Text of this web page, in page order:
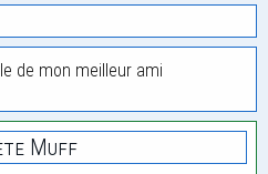
de mon meilleur ami
Muff